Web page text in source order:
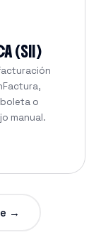
(SII)
o
manual.
→